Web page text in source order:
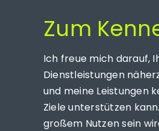
Zum
Ich freue mich darauf,
Dienstleistungen
und meine Leistungen
Ziele unterstützen
großem Nutzen sein